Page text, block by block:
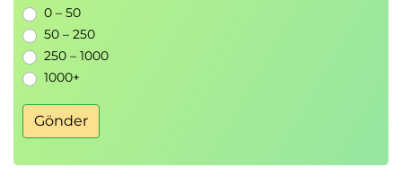
0 – 50
50 – 250
250 – 1000
1000+
Gönder